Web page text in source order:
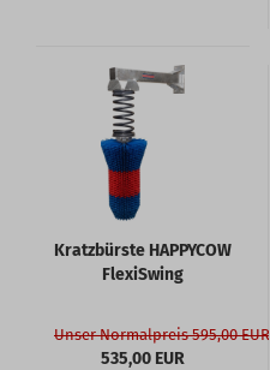
Kratzbürste HAPPYCOW
FlexiSwing
Unser Normalpreis 595,00 EUR
535,00 EUR